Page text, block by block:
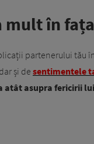
mult în
partenerului tău
și de sentimentele
asupra fericirii